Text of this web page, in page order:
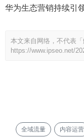
华为生态营销持续引
本文来自网络，不代表
https://www.ipseo.net/
全域流量 内容运营